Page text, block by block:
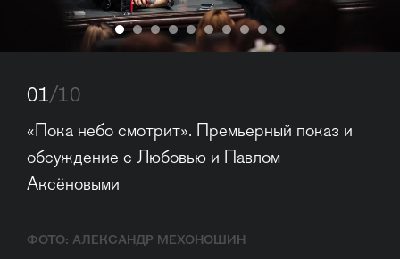
01/10
«Пока небо смотрит». Премьерный показ и
обсуждение с Любовью и Павлом
Аксёновыми
ФОТО: АЛЕКСАНДР МЕХОНОШИН